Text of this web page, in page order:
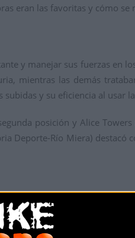
eran las favoritas y cómo
y manejar sus fuerzas en
mientras las demás
y su eficiencia al usar
posición y Alice
Deporte-Río Miera)